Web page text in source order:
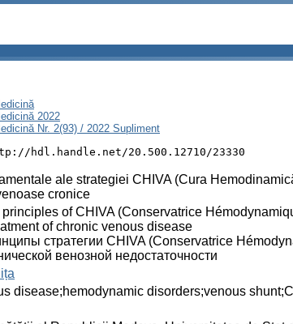
2022
Nr. 2(93) / 2022 Supliment
hdl.handle.net/20.500.12710/23330
ale strategiei CHIVA (Cura
cronice
of CHIVA (Conservatrice
of chronic venous disease
стратегии CHIVA (Conservatrice
венозной недостаточности
disease;hemodynamic disorders;venous